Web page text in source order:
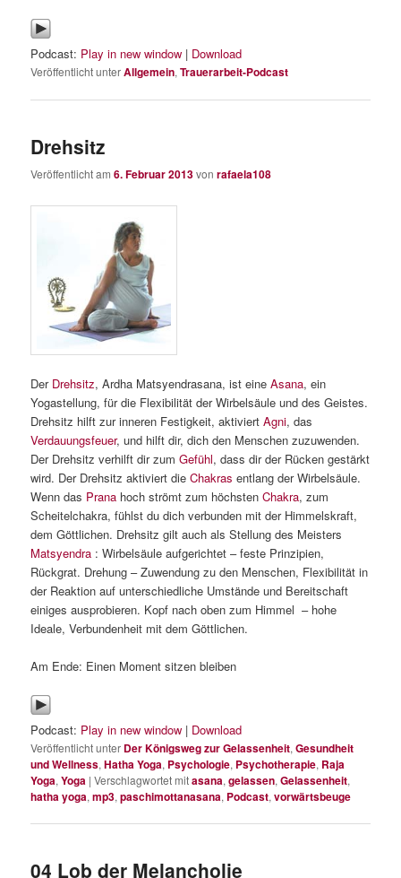
Podcast: Play in new window | Download
Veröffentlicht unterAllgemein,Trauerarbeit-Podcast
Drehsitz
Veröffentlicht am6. Februar 2013vonrafaela108
Der Drehsitz, Ardha Matsyendrasana, ist eineAsana, ein
Yogastellung, für die Flexibilität der Wirbelsäule und des Geistes.
Drehsitz hilft zur inneren Festigkeit, aktiviertAgni, das
Verdauungsfeuer, und hilft dir, dich den Menschen zuzuwenden.
Der Drehsitz verhilft dir zumGefühl, dass dir der Rücken gestärkt
wird. Der Drehsitz aktiviert dieChakras entlang der Wirbelsäule.
Wenn das Prana hoch strömt zum höchstenChakra, zum
Scheitelchakra, fühlst du dich verbunden mit der Himmelskraft,
dem Göttlichen. Drehsitz gilt auch als Stellung des Meisters
Matsyendra : Wirbelsäule aufgerichtet – feste Prinzipien,
Rückgrat. Drehung – Zuwendung zu den Menschen, Flexibilität in
der Reaktion auf unterschiedliche Umstände und Bereitschaft
einiges ausprobieren. Kopf nach oben zum Himmel – hohe
Ideale, Verbundenheit mit dem Göttlichen.
Am Ende: Einen Moment sitzen bleiben
Podcast: Play in new window | Download
Veröffentlicht unter Der Königsweg zur Gelassenheit,Gesundheit
und Wellness,Hatha Yoga, Psychologie, Psychotherapie, Raja
Yoga,Yoga |Verschlagwortet mitasana,gelassen,Gelassenheit,
hatha yoga,mp3,paschimottanasana, Podcast,vorwärtsbeuge
04 Lob der Melancholie